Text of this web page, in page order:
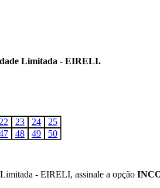
Limitada - EIRELI.
22 23 24
25
48 49 50
- EIRELI, assinale a opção